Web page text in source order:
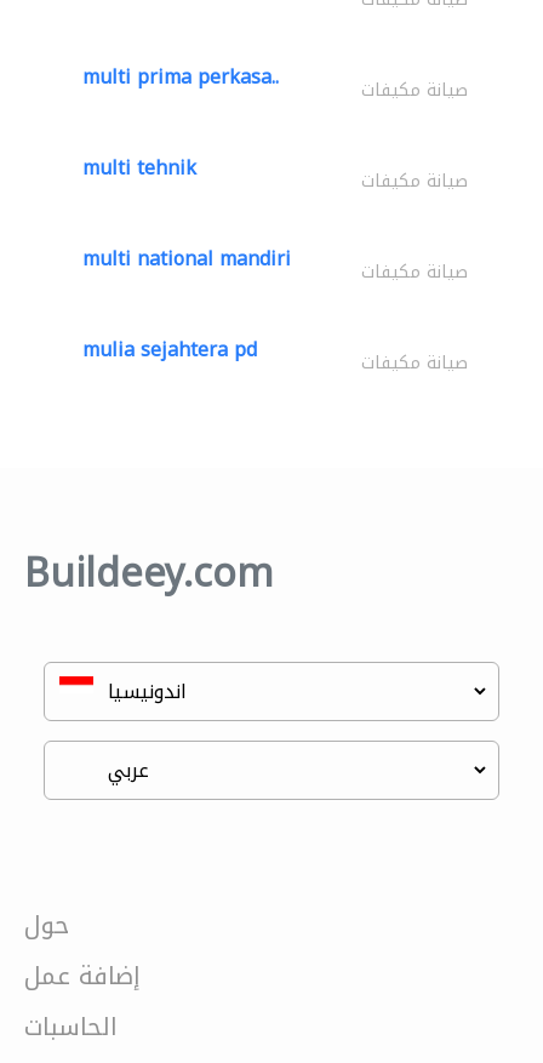
multi prima perkasa.. صيانة مكيفات
multi tehnik صيانة مكيفات
multi national mandiri صيانة مكيفات
mulia sejahtera pd صيانة مكيفات
Buildeey.com
حول
إضافة عمل
الحاسبات